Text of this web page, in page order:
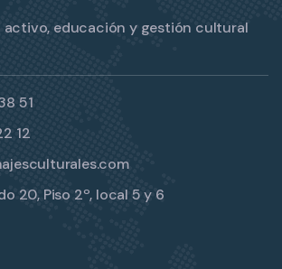
activo, educación y gestión cultural
51
12
20, Piso 2º, local 5 y 6